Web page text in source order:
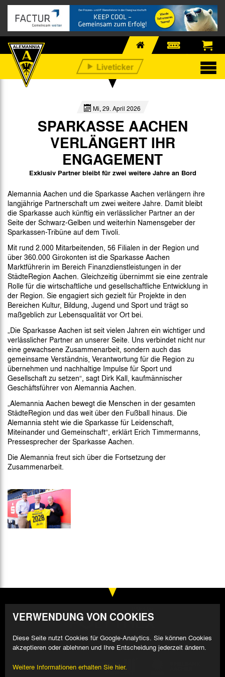
Mi, 29. April 2026
SPARKASSE AACHEN
VERLÄNGERT IHR
ENGAGEMENT
Exklusiv Partner bleibt für zwei weitere Jahre an Bord
Alemannia Aachen und die Sparkasse Aachen verlängern ihre
langjährige Partnerschaft um zwei weitere Jahre. Damit bleibt
die Sparkasse auch künftig ein verlässlicher Partner an der
Seite der Schwarz-Gelben und weiterhin Namensgeber der
Sparkassen-Tribüne auf dem Tivoli.
Mit rund 2.000 Mitarbeitenden, 56 Filialen in der Region und
über 360.000 Girokonten ist die Sparkasse Aachen
Marktführerin im Bereich Finanzdienstleistungen in der
StädteRegion Aachen. Gleichzeitig übernimmt sie eine zentrale
Rolle für die wirtschaftliche und gesellschaftliche Entwicklung in
der Region. Sie engagiert sich gezielt für Projekte in den
Bereichen Kultur, Bildung, Jugend und Sport und trägt so
maßgeblich zur Lebensqualität vor Ort bei.
„Die Sparkasse Aachen ist seit vielen Jahren ein wichtiger und
verlässlicher Partner an unserer Seite. Uns verbindet nicht nur
eine gewachsene Zusammenarbeit, sondern auch das
gemeinsame Verständnis, Verantwortung für die Region zu
übernehmen und nachhaltige Impulse für Sport und
Gesellschaft zu setzen“, sagt Dirk Kall, kaufmännischer
Geschäftsführer von Alemannia Aachen.
„Alemannia Aachen bewegt die Menschen in der gesamten
StädteRegion und das weit über den Fußball hinaus. Die
Alemannia steht wie die Sparkasse für Leidenschaft,
Miteinander und Gemeinschaft“, erklärt Erich Timmermanns,
Pressesprecher der Sparkasse Aachen.
Die Alemannia freut sich über die Fortsetzung der
Zusammenarbeit.
VERWENDUNG VON COOKIES
Diese Seite nutzt Cookies für Google-Analytics. Sie können Cookies
akzeptieren oder ablehnen und Ihre Entscheidung jederzeit ändern.
Weitere Informationen erhalten Sie hier.